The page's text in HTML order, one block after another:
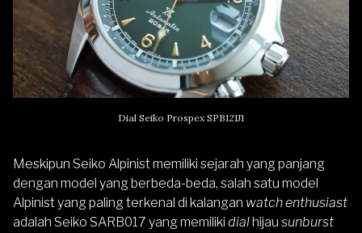
Dial Seiko Prospex SPB121J1
Meskipun Seiko Alpinist memiliki sejarah yang panjang
dengan model yang berbeda-beda, salah satu model
Alpinist yang paling terkenal di kalangan watch enthusiast
adalah Seiko SARB017 yang memiliki dial hijau sunburst